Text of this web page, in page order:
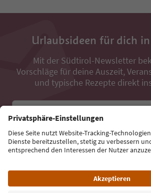
Urlaubsideen für dich
Mit der Südtirol-Newsletter
Vorschläge für deine Auszeit,
und typische Rezepte direkt
Jetzt anmelden